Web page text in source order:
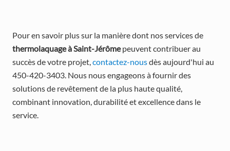
thermolaquage à Saint-Jérôme peuvent contribuer au
succès de votre projet, contactez-nous dès aujourd'hui au
450-420-3403. Nous nous engageons à fournir des
solutions de revêtement de la plus haute qualité,
combinant innovation, durabilité et excellence dans le
service.